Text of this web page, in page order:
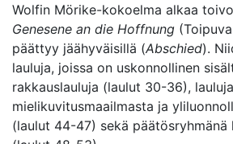
Wolfin Mörike-kokoelma alkaa
Genesene an die Hoffnung
päättyy jäähyväisillä (Abschied).
lauluja, joissa on uskonnollinen
rakkauslauluja (laulut 30-36), lauluja
mielikuvitusmaailmasta ja
(laulut 44-47) sekä päätösryhmänä